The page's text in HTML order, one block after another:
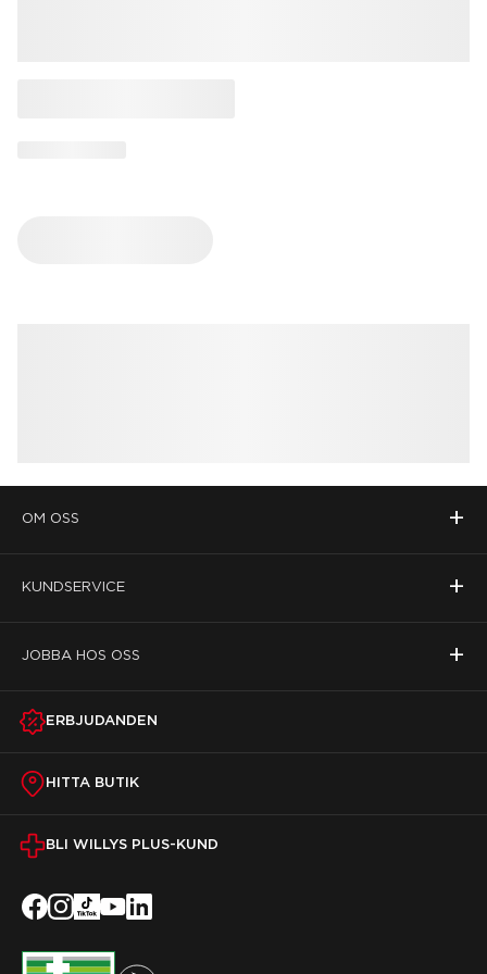
OM OSS +
KUNDSERVICE +
JOBBA HOS OSS +
ERBJUDANDEN
HITTA BUTIK
BLI WILLYS PLUS-KUND